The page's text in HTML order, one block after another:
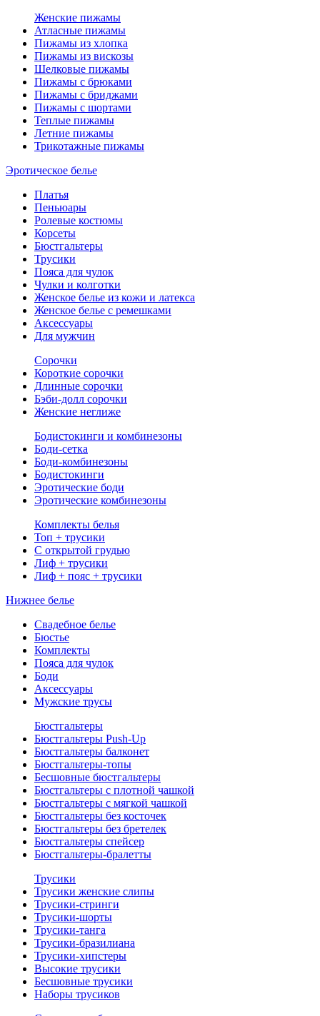
Женские пижамы
Атласные пижамы
Пижамы из хлопка
Пижамы из вискозы
Шелковые пижамы
Пижамы с брюками
Пижамы с бриджами
Пижамы с шортами
Теплые пижамы
Летние пижамы
Трикотажные пижамы
Эротическое белье
Платья
Пеньюары
Ролевые костюмы
Корсеты
Бюстгальтеры
Трусики
Пояса для чулок
Чулки и колготки
Женское белье из кожи и латекса
Женское белье с ремешками
Аксессуары
Для мужчин
Сорочки
Короткие сорочки
Длинные сорочки
Бэби-долл сорочки
Женские неглиже
Бодистокинги и комбинезоны
Боди-сетка
Боди-комбинезоны
Бодистокинги
Эротические боди
Эротические комбинезоны
Комплекты белья
Топ + трусики
С открытой грудью
Лиф + трусики
Лиф + пояс + трусики
Нижнее белье
Свадебное белье
Бюстье
Комплекты
Пояса для чулок
Боди
Аксессуары
Мужские трусы
Бюстгальтеры
Бюстгальтеры Push-Up
Бюстгальтеры балконет
Бюстгальтеры-топы
Бесшовные бюстгальтеры
Бюстгальтеры с плотной чашкой
Бюстгальтеры с мягкой чашкой
Бюстгальтеры без косточек
Бюстгальтеры без бретелек
Бюстгальтеры спейсер
Бюстгальтеры-бралетты
Трусики
Трусики женские слипы
Трусики-стринги
Трусики-шорты
Трусики-танга
Трусики-бразилиана
Трусики-хипстеры
Высокие трусики
Бесшовные трусики
Наборы трусиков